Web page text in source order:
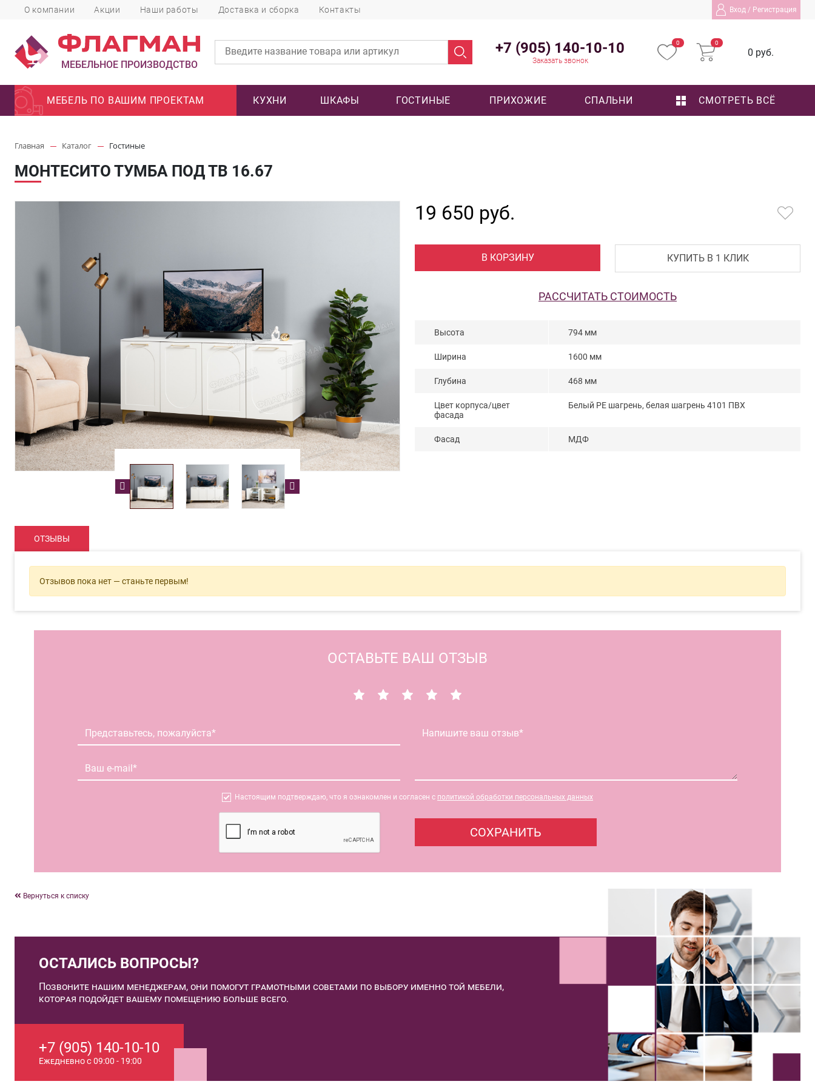
О компании Акции Наши работы Доставка и сборка Контакты Вход / Регистрация
МЕБЕЛЬНОЕ ПРОИЗВОДСТВО
+7 (905) 140-10-10
Заказать звонок
0 0
0 руб.
МЕБЕЛЬ ПО ВАШИМ ПРОЕКТАМ КУХНИ ШКАФЫ ГОСТИНЫЕ ПРИХОЖИЕ СПАЛЬНИ СМОТРЕТЬ ВСЁ
Главная Каталог Гостиные
МОНТЕСИТО ТУМБА ПОД ТВ 16.67
19 650 руб.
РАССЧИТАТЬ СТОИМОСТЬ
В КОРЗИНУ КУПИТЬ В 1 КЛИК
Высота 794 мм
Ширина 1600 мм
Глубина 468 мм
Цвет корпуса/цвет
фасада
Белый PE шагрень, белая шагрень 4101 ПВХ
Фасад МДФ
ОТЗЫВЫ
Отзывов пока нет — станьте первым!
ОСТАВЬТЕ ВАШ ОТЗЫВ
Настоящим подтверждаю, что я ознакомлен и согласен с политикой обработки персональных данных
Вернуться к списку
ОСТАЛИСЬ ВОПРОСЫ?
Позвоните нашим менеджерам, они помогут грамотными советами по выбору именно той мебели,
которая подойдет вашему помещению больше всего.
+7 (905) 140-10-10
Ежедневно с 09:00 - 19:00